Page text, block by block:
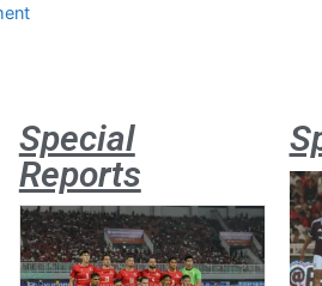
Special
Reports